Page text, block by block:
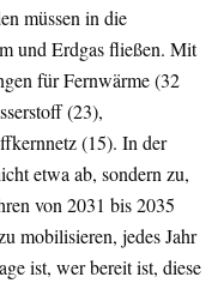
müssen in die
und Erdgas fließen. Mit
für Fernwärme (32
(23),
(15). In der
etwa ab, sondern zu,
von 2031 bis 2035
mobilisieren, jedes Jahr
ist, wer bereit ist, diese